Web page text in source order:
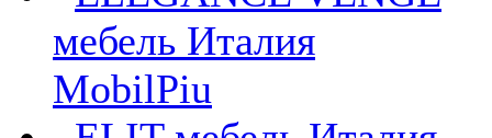
мебель Италия
MobilPiu